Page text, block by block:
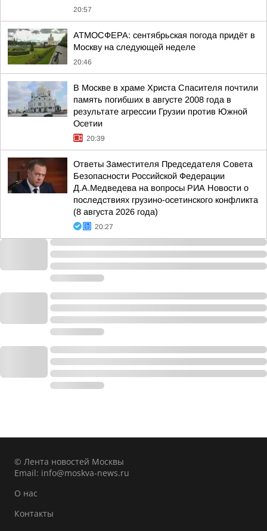
20:57
АТМОСФЕРА: сентябрьская погода придёт в
Москву на следующей неделе
20:46
В Москве в храме Христа Спасителя почтили
память погибших в августе 2008 года в
результате агрессии Грузии против Южной
Осетии
20:39
Ответы Заместителя Председателя Совета
Безопасности Российской Федерации
Д.А.Медведева на вопросы РИА Новости о
последствиях грузино-осетинского конфликта
(8 августа 2026 года)
20:27
© Лента новостей Москвы
Email: info@moskva-news.ru
О нас
Контакты